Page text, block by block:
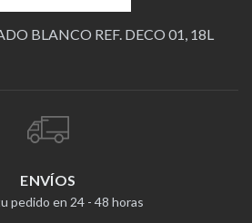
BLANCO REF. DECO 01, 18L
ENVÍOS
pedido en 24 - 48 horas